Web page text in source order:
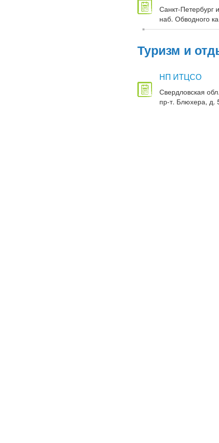
Санкт-Петербург
наб. Обводного
Туризм и
НП ИТЦСО
Свердловская
пр-т. Блюхера, д.